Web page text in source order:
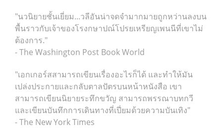
"นวนิยายชั้นเยี่ยม...วลีอันน่าจดจำมากมายถูกหว่านลงบน
พื้นราวกับเจ้าของโรงกษาปณ์โปรยเหรียญเพนนีที่เขาไม่
ต้องการ."
- The Washington Post Book World
"เอกเกอร์สสามารถเขียนเรื่องอะไรก็ได้ และทำให้มัน
เปล่งประกายและกลับตาลปัตรบนหน้าหนังสือ เขา
สามารถเขียนนิยายระทึกขวัญ สามารถพรรณาบทกวี
และเขียนบันทึกการเดินทางที่เปี่ยมด้วยความบันเทิง"
- The New York Times